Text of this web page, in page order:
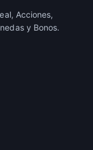
Acciones,
y Bonos.